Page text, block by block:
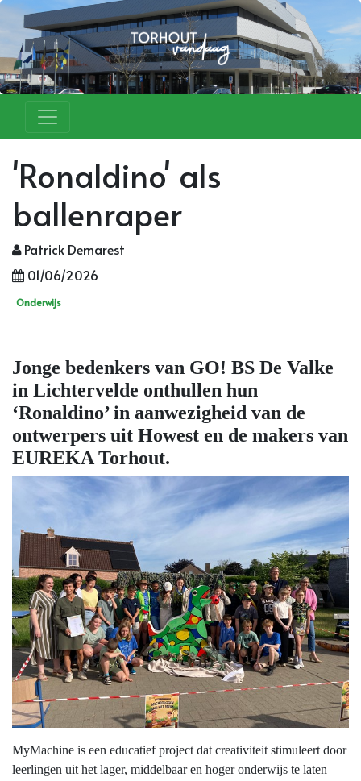
'Ronaldino' als
ballenraper
Patrick Demarest
01/06/2026
Onderwijs
Jonge bedenkers van GO! BS De Valke
in Lichtervelde onthullen hun
‘Ronaldino’ in aanwezigheid van de
ontwerpers uit Howest en de makers van
EUREKA Torhout.
MyMachine is een educatief project dat creativiteit stimuleert door
leerlingen uit het lager, middelbaar en hoger onderwijs te laten